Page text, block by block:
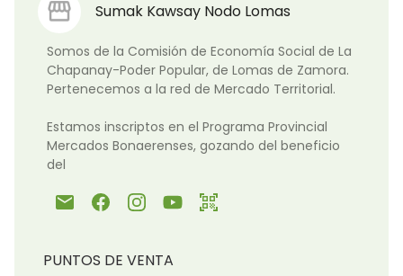
Sumak Kawsay Nodo Lomas
Somos de la Comisión de Economía Social de La
Chapanay-Poder Popular, de Lomas de Zamora.
Pertenecemos a la red de Mercado Territorial.
Estamos inscriptos en el Programa Provincial
Mercados Bonaerenses, gozando del beneficio
del
email qr_code_scanner
PUNTOS DE VENTA